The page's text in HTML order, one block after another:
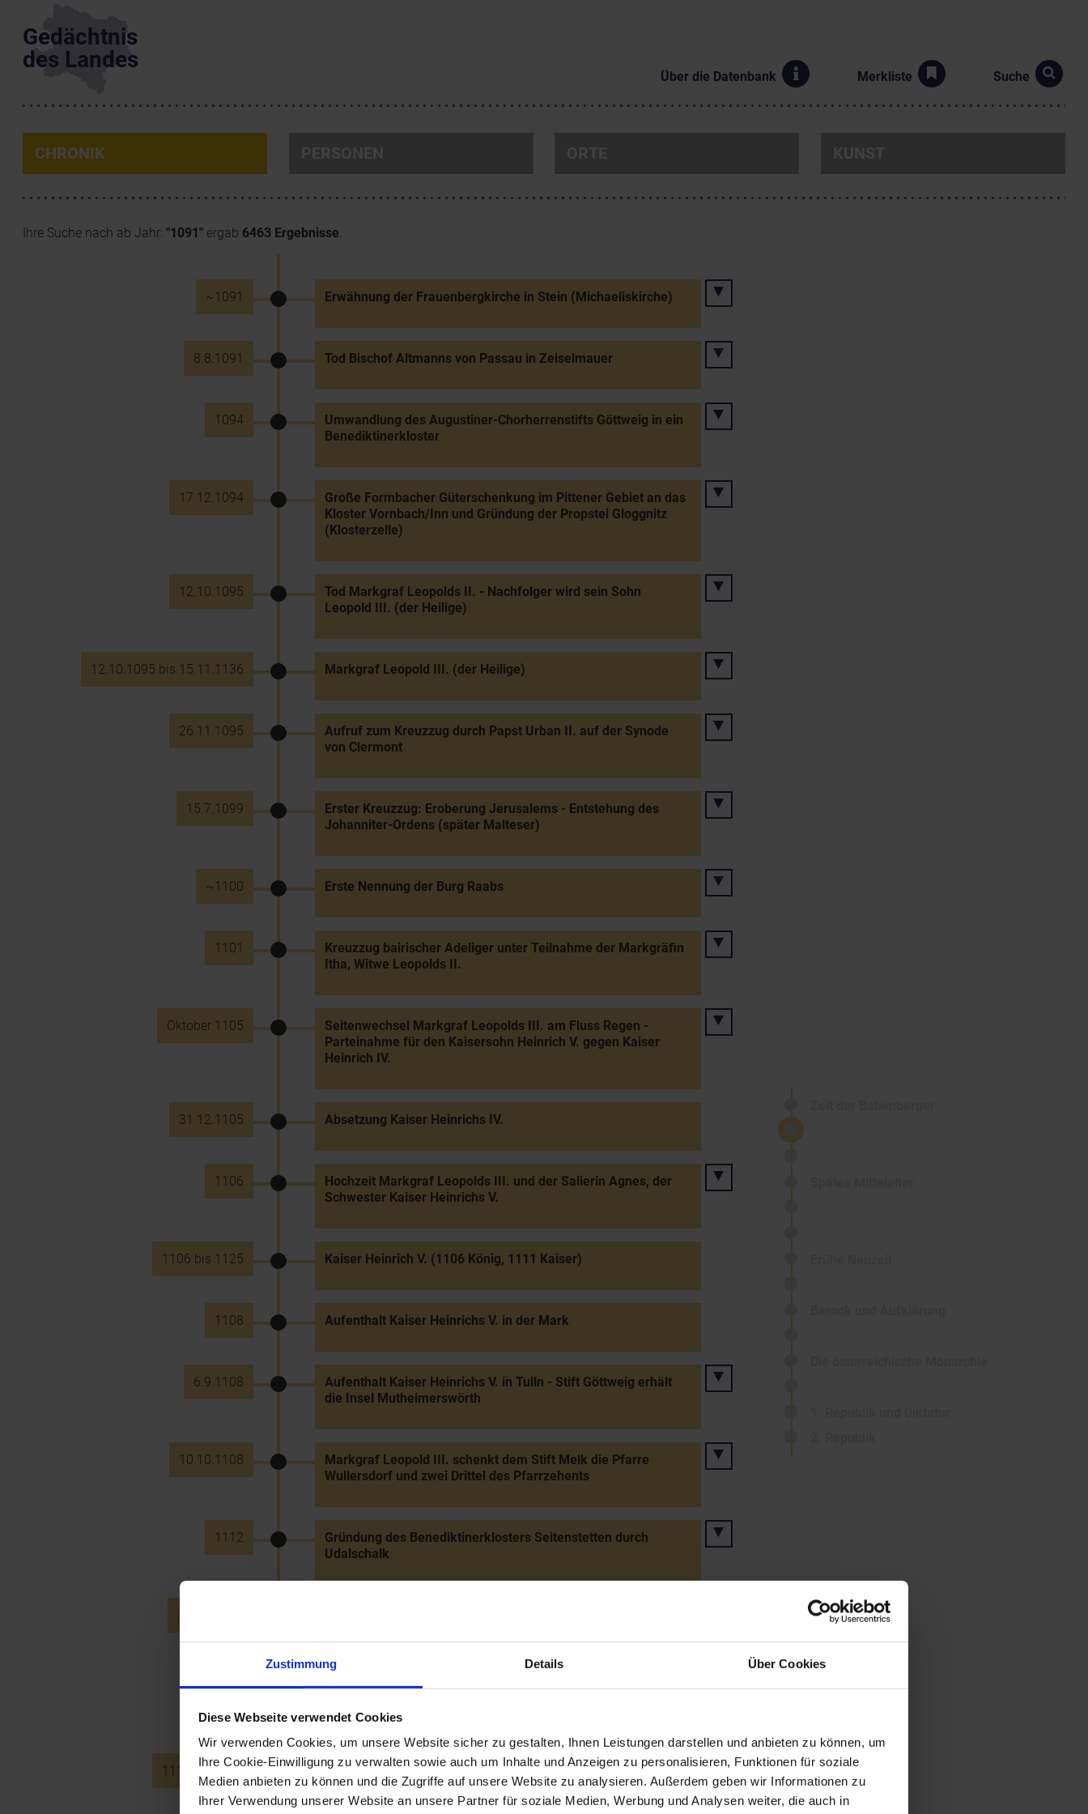
Zustimmung Details Über Cookies
Diese Webseite verwendet Cookies
Wir verwenden Cookies, um unsere Website sicher zu gestalten, Ihnen Leistungen darstellen und anbieten zu können, um
Ihre Cookie-Einwilligung zu verwalten sowie auch um Inhalte und Anzeigen zu personalisieren, Funktionen für soziale
Medien anbieten zu können und die Zugriffe auf unsere Website zu analysieren. Außerdem geben wir Informationen zu
Ihrer Verwendung unserer Website an unsere Partner für soziale Medien, Werbung und Analysen weiter, die auch in
Gedächtnis
des Landes
Über die Datenbank Merkliste Suche
CHRONIK
Ihre Suche nach ab Jahr: "1091" ergab 6463 Ergebnisse.
~1091 Erwähnung der Frauenbergkirche in Stein (Michaeliskirche)
8.8.1091 Tod Bischof Altmanns von Passau in Zeiselmauer
1094
Umwandlung des Augustiner-Chorherrenstifts Göttweig in ein
Benediktinerkloster
17.12.1094
Große Formbacher Güterschenkung im Pittener Gebiet an das
Kloster Vornbach/Inn und Gründung der Propstei Gloggnitz
(Klosterzelle)
12.10.1095
Tod Markgraf Leopolds II. - Nachfolger wird sein Sohn
Leopold III. (der Heilige)
12.10.1095 bis 15.11.1136 Markgraf Leopold III. (der Heilige)
26.11.1095
Aufruf zum Kreuzzug durch Papst Urban II. auf der Synode
von Clermont
15.7.1099
Erster Kreuzzug: Eroberung Jerusalems - Entstehung des
Johanniter-Ordens (später Malteser)
~1100 Erste Nennung der Burg Raabs
1101
Kreuzzug bairischer Adeliger unter Teilnahme der Markgräfin
Itha, Witwe Leopolds II.
Oktober 1105
Seitenwechsel Markgraf Leopolds III. am Fluss Regen -
Parteinahme für den Kaisersohn Heinrich V. gegen Kaiser
Heinrich IV.
31.12.1105 Absetzung Kaiser Heinrichs IV.
1106
Hochzeit Markgraf Leopolds III. und der Salierin Agnes, der
Schwester Kaiser Heinrichs V.
1106 bis 1125 Kaiser Heinrich V. (1106 König, 1111 Kaiser)
1108 Aufenthalt Kaiser Heinrichs V. in der Mark
6.9.1108
Aufenthalt Kaiser Heinrichs V. in Tulln - Stift Göttweig erhält
die Insel Mutheimerswörth
10.10.1108
Markgraf Leopold III. schenkt dem Stift Melk die Pfarre
Wullersdorf und zwei Drittel des Pfarrzehents
1112
Gründung des Benediktinerklosters Seitenstetten durch
Udalschalk
~18.8.1112
~1113
Bau einer Residenz und eines Klosters in Klosterneuburg
durch Markgraf Leopold III.
1113 bis 1114 Erste Marktnennung von Wullersdorf